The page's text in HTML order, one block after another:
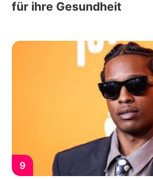
für ihre Gesundheit
9